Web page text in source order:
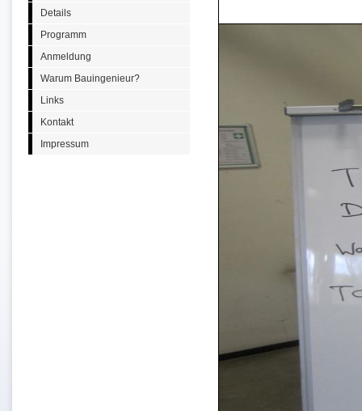
Details
Programm
Anmeldung
Warum Bauingenieur?
Links
Kontakt
Impressum